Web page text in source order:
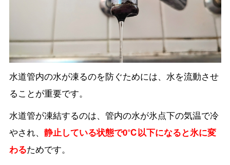
水道管内の水が凍るのを防ぐためには、水を流動させ
ることが重要です。
水道管が凍結するのは、管内の水が氷点下の気温で冷
やされ、 静止している状態で0℃以下になると氷に変
わるためです。